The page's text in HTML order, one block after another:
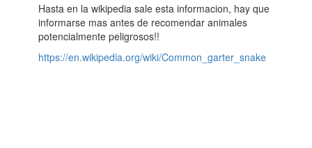
Hasta en la wikipedia sale esta informacion, hay que
informarse mas antes de recomendar animales
potencialmente peligrosos!!
https://en.wikipedia.org/wiki/Common_garter_snake